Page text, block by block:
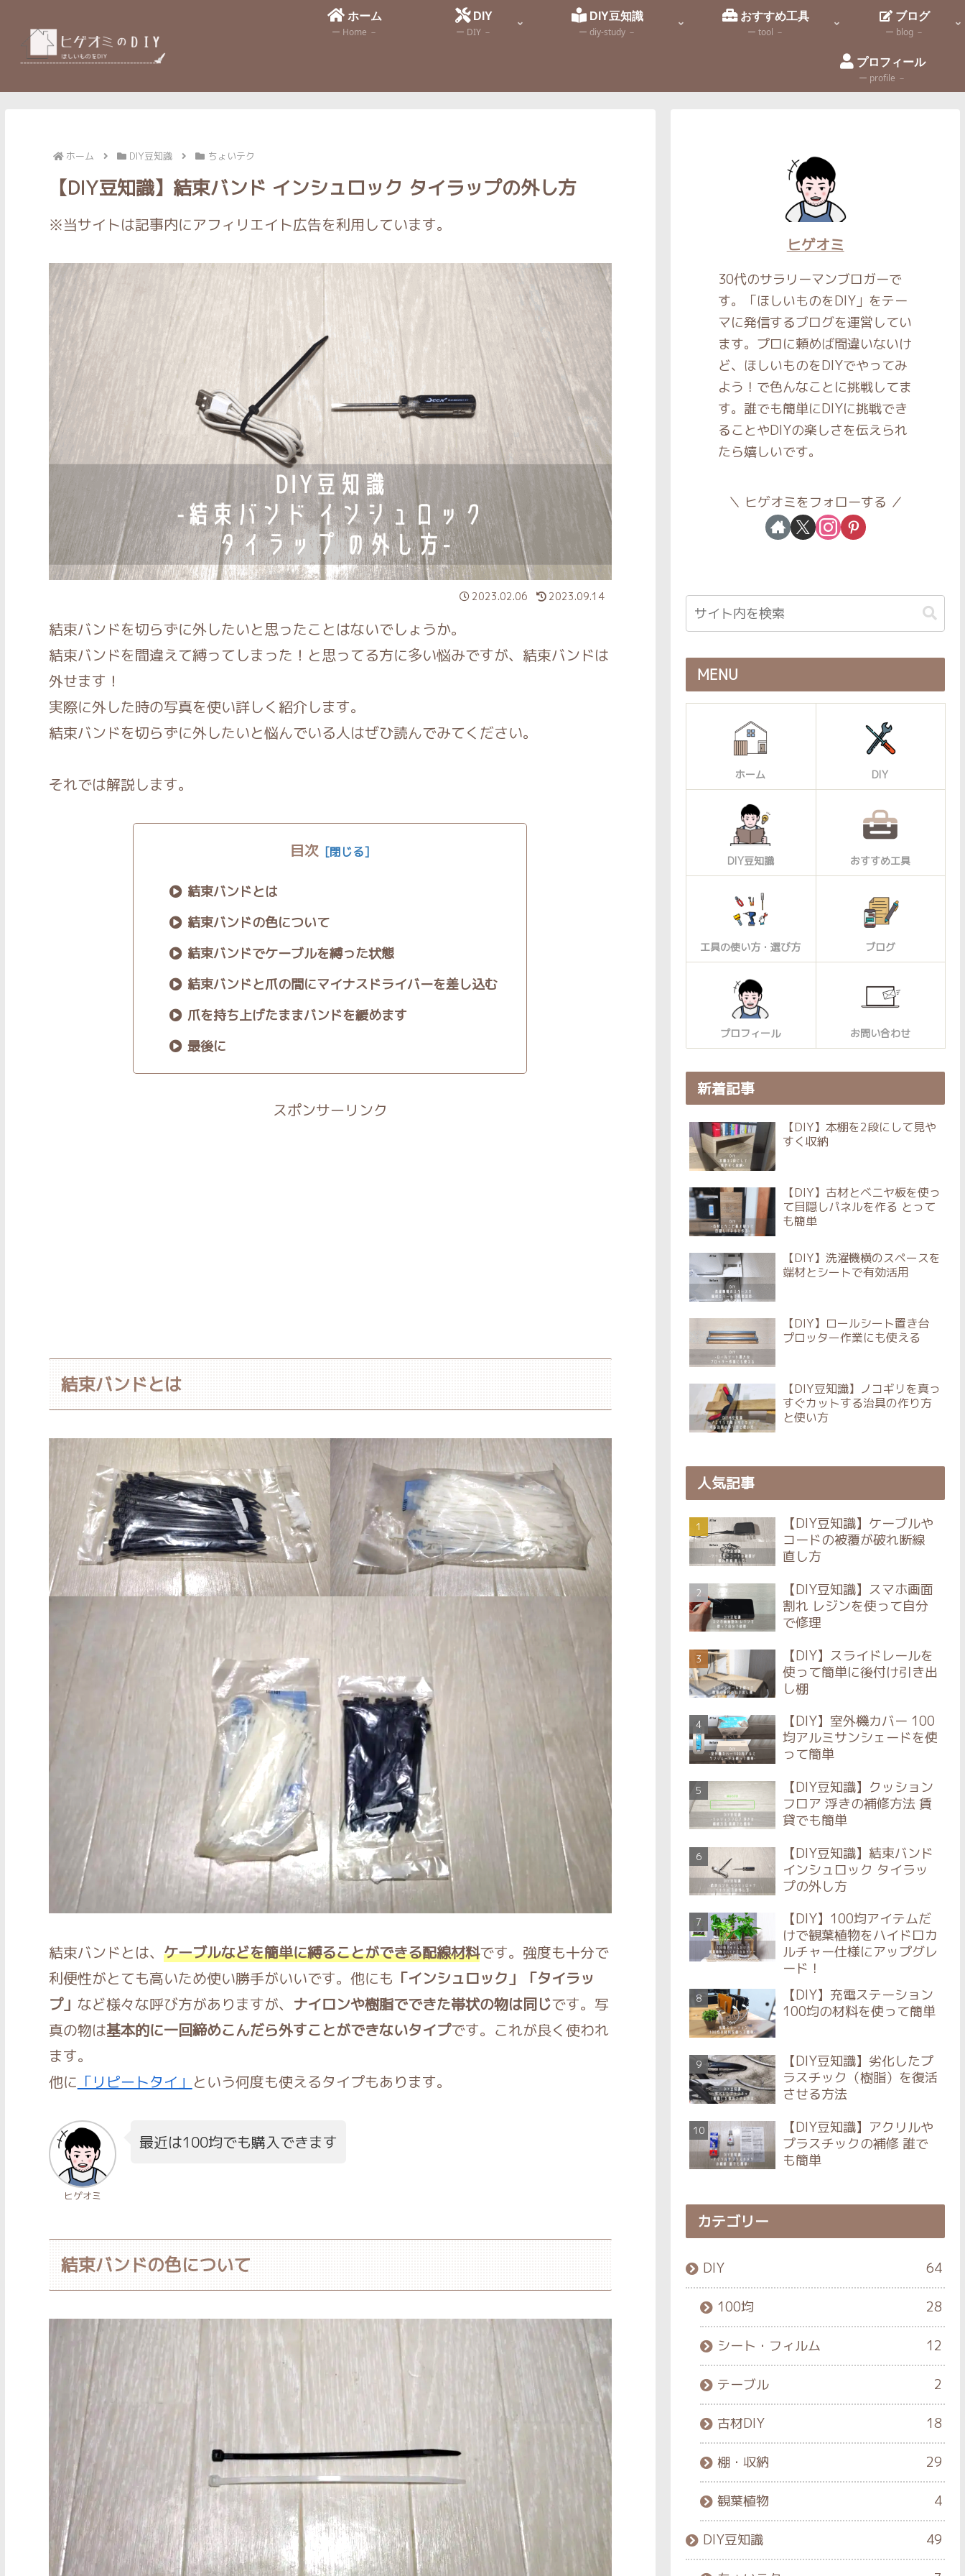
ホーム
ー Home －
DIY
ー DIY －
DIY豆知識
ー diy-study －
おすすめ工具
ー tool －
ブログ
ー blog －
プロフィール
ー profile －
ホーム DIY豆知識 ちょいテク
【DIY豆知識】結束バンド インシュロック タイラップの外し方
※当サイトは記事内にアフィリエイト広告を利用しています。
2023.02.06 2023.09.14
結束バンドを切らずに外したいと思ったことはないでしょうか。
結束バンドを間違えて縛ってしまった！と思ってる方に多い悩みですが、結束バンドは
外せます！
実際に外した時の写真を使い詳しく紹介します。
結束バンドを切らずに外したいと悩んでいる人はぜひ読んでみてください。
それでは解説します。
目次
結束バンドとは
結束バンドの色について
結束バンドでケーブルを縛った状態
結束バンドと爪の間にマイナスドライバーを差し込む
爪を持ち上げたままバンドを緩めます
最後に
スポンサーリンク
結束バンドとは
結束バンドとは、 ケーブルなどを簡単に縛ることができる配線材料です。強度も十分で
利便性がとても高いため使い勝手がいいです。他にも 「インシュロック」「タイラッ
プ」 など様々な呼び方がありますが、 ナイロンや樹脂でできた帯状の物は同じです。写
真の物は基本的に一回締めこんだら外すことができないタイプです。これが良く使われ
ます。
他に 「リピートタイ」 という何度も使えるタイプもあります。
ヒゲオミ
最近は100均でも購入できます
結束バンドの色について
ヒゲオミ
30代のサラリーマンブロガーで
す。「ほしいものをDIY」をテー
マに発信するブログを運営してい
ます。プロに頼めば間違いないけ
ど、ほしいものをDIYでやってみ
よう！で色んなことに挑戦してま
す。誰でも簡単にDIYに挑戦でき
ることやDIYの楽しさを伝えられ
たら嬉しいです。
ヒゲオミをフォローする
MENU
ホーム DIY
DIY豆知識 おすすめ工具
工具の使い方・選び方 ブログ
プロフィール お問い合わせ
新着記事
【DIY】本棚を2段にして見や
すく収納
【DIY】古材とベニヤ板を使っ
て目隠しパネルを作る とって
も簡単
【DIY】洗濯機横のスペースを
端材とシートで有効活用
【DIY】ロールシート置き台
プロッター作業にも使える
【DIY豆知識】ノコギリを真っ
すぐカットする治具の作り方
と使い方
人気記事
【DIY豆知識】ケーブルや
コードの被覆が破れ断線
直し方
【DIY豆知識】スマホ画面
割れ レジンを使って自分
で修理
【DIY】スライドレールを
使って簡単に後付け引き出
し棚
【DIY】室外機カバー 100
均アルミサンシェードを使
って簡単
【DIY豆知識】クッション
フロア 浮きの補修方法 賃
貸でも簡単
【DIY豆知識】結束バンド
インシュロック タイラッ
プの外し方
【DIY】100均アイテムだ
けで観葉植物をハイドロカ
ルチャー仕様にアップグレ
ード！
【DIY】充電ステーション
100均の材料を使って簡単
【DIY豆知識】劣化したプ
ラスチック（樹脂）を復活
させる方法
【DIY豆知識】アクリルや
プラスチックの補修 誰で
も簡単
カテゴリー
DIY 64
100均 28
シート・フィルム 12
テーブル 2
古材DIY 18
棚・収納 29
観葉植物 4
DIY豆知識 49